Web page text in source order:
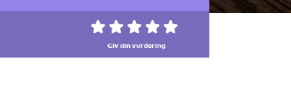
Giv din vurdering